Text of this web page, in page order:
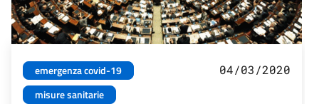
emergenza covid-19
misure sanitarie
04/03/2020